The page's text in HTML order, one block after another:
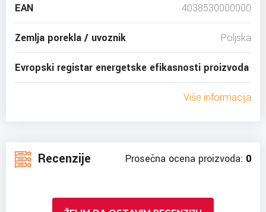
EAN 4038530000000
Zemlja porekla / uvoznik Poljska
Evropski registar energetske efikasnosti proizvoda
Više informacija
Recenzije Prosečna ocena proizvoda: 0